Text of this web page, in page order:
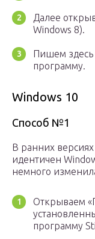
Далее
Windows 8).
Пишем здесь
программу.
Windows 10
Способ №1
В ранних
идентичен
немного
Открываем
программу